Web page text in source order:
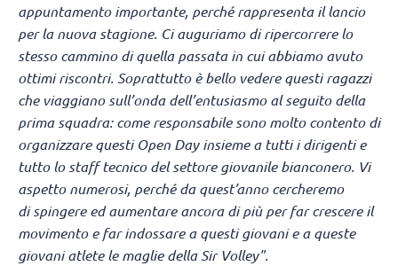
appuntamento importante, perché rappresenta il lancio
per la nuova stagione. Ci auguriamo di ripercorrere lo
stesso cammino di quella passata in cui abbiamo avuto
ottimi riscontri. Soprattutto è bello vedere questi ragazzi
che viaggiano sull’onda dell’entusiasmo al seguito della
prima squadra: come responsabile sono molto contento di
organizzare questi Open Day insieme a tutti i dirigenti e
tutto lo staff tecnico del settore giovanile bianconero. Vi
aspetto numerosi, perché da quest’anno cercheremo
di spingere ed aumentare ancora di più per far crescere il
movimento e far indossare a questi giovani e a queste
giovani atlete le maglie della Sir Volley".